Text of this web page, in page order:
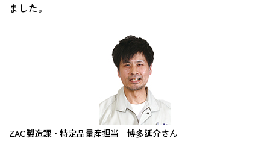
ました。
ZAC製造課・特定品量産担当 博多延介さん